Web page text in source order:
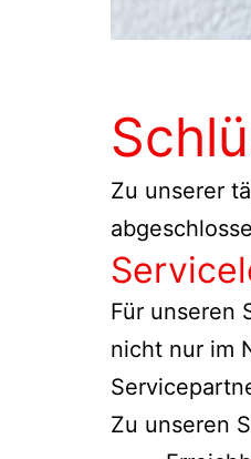
Zu unserer
Für unseren
nicht nur im
Zu unseren